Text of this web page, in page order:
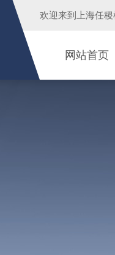
欢迎来到 上海任
网站首页